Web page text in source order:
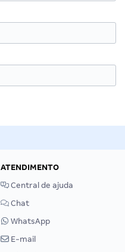
ATENDIMENTO
Central de ajuda
Chat
WhatsApp
E-mail